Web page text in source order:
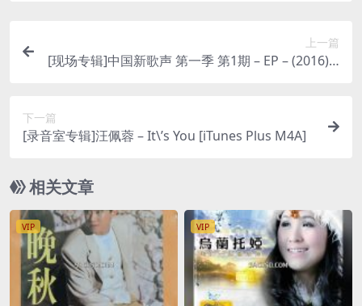
上一篇
[现场专辑]中国新歌声 第一季 第1期 – EP – (2016) [i
下一篇
[录音室专辑]汪佩蓉 – It\’s You [iTunes Plus M4A]
相关文章
VIP VIP